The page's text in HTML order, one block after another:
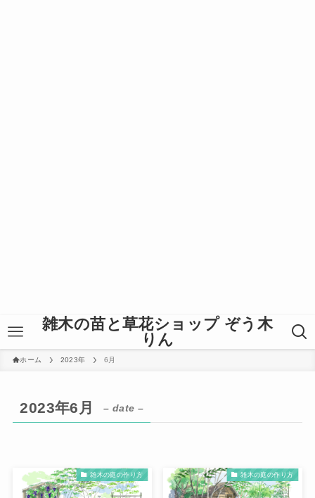
雑木の苗と草花ショップ ぞう木
りん
ホーム 2023年 6月
2023年6月 – date –
雑木の庭の作り方 雑木の庭の作り方